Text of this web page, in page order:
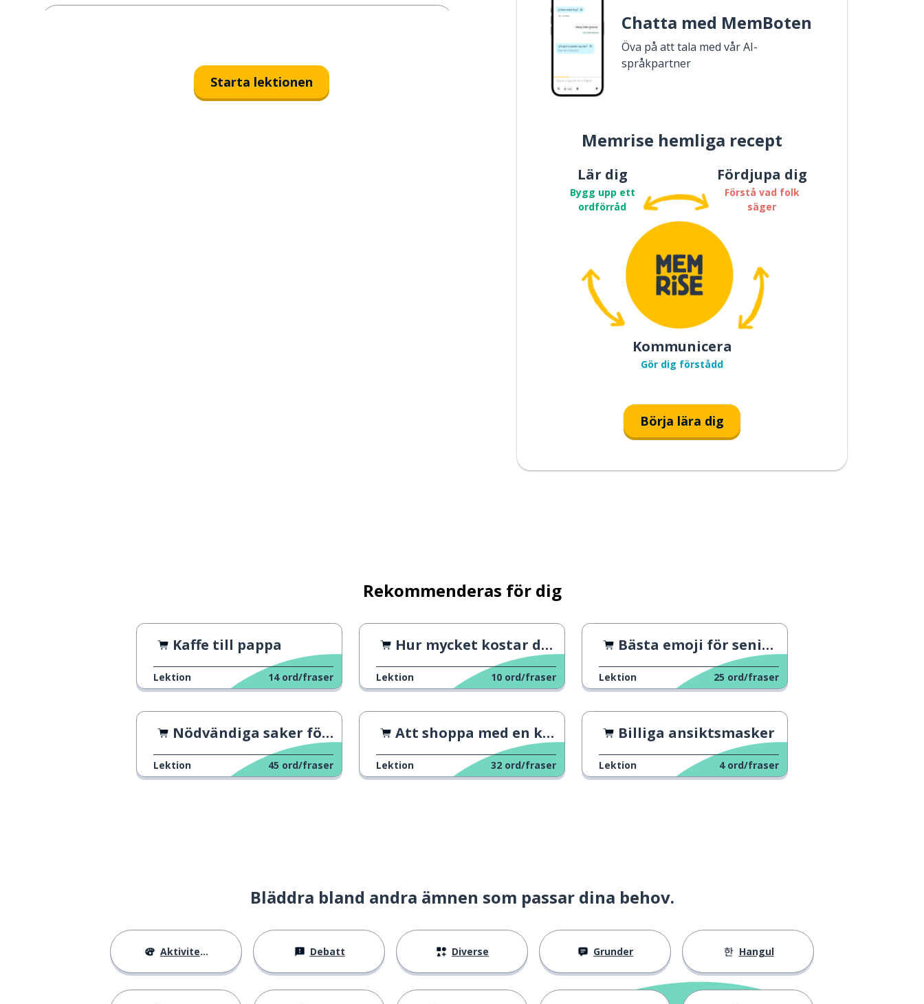
Starta lektionen
Chatta med MemBoten
Öva på att tala med vår AI-
språkpartner
Memrise hemliga recept
Lär dig
Bygg upp ett
ordförråd
Fördjupa dig
Förstå vad folk
säger
Kommunicera
Gör dig förstådd
Börja lära dig
Rekommenderas för dig
Kaffe till pappa
Lektion 14 ord/fraser
Hur mycket kostar det?
Lektion 10 ord/fraser
Bästa emoji för seniorer
Lektion 25 ord/fraser
Nödvändiga saker för en picknick
Lektion 45 ord/fraser
Att shoppa med en katt
Lektion 32 ord/fraser
Billiga ansiktsmasker
Lektion 4 ord/fraser
Bläddra bland andra ämnen som passar dina behov.
Aktiviteter Debatt Diverse Grunder Hangul